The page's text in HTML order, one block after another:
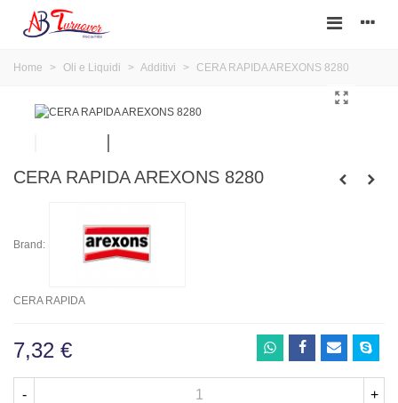
Home > Oli e Liquidi > Additivi > CERA RAPIDA AREXONS 8280
CERA RAPIDA AREXONS 8280
Brand:
CERA RAPIDA
7,32 €
- +